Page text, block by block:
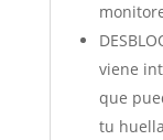
viene
que
tu